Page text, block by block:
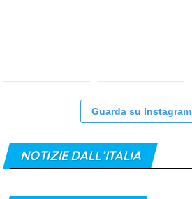
Guarda su Instagram
NOTIZIE DALL’ITALIA